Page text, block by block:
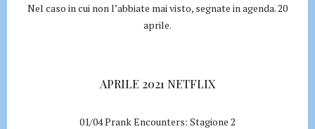
Nel caso in cui non l’abbiate mai visto, segnate in agenda. 20
aprile.
APRILE 2021 NETFLIX
01/04 Prank Encounters: Stagione 2